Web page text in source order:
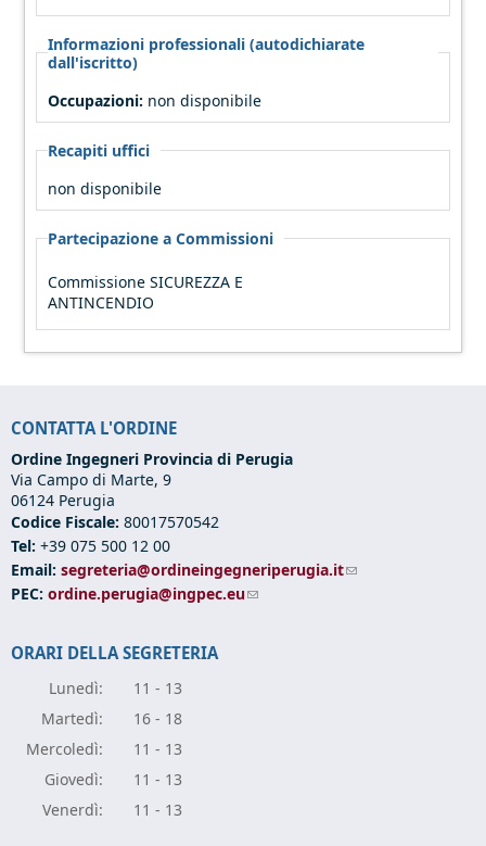
Informazioni professionali (autodichiarate
dall'iscritto)
Occupazioni: non disponibile
Recapiti uffici
non disponibile
Partecipazione a Commissioni
Commissione SICUREZZA E
ANTINCENDIO
CONTATTA L'ORDINE
Ordine Ingegneri Provincia di Perugia
Via Campo di Marte, 9
06124 Perugia
Codice Fiscale: 80017570542
Tel: +39 075 500 12 00
Email: segreteria@ordineingegneriperugia.it(link sends e-mail)
PEC: ordine.perugia@ingpec.eu(link sends e-mail)
ORARI DELLA SEGRETERIA
Lunedì:
11 - 13
Martedì:
16 - 18
Mercoledì:
11 - 13
Giovedì:
11 - 13
Venerdì: 11 - 13